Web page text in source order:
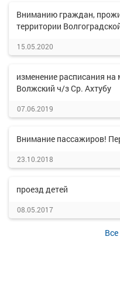
Вниманию граждан,
территории
15.05.2020
изменение расписания
Волжский ч/з Ср. Ахтубу
07.06.2019
Внимание пассажиров!
23.10.2018
проезд детей
08.05.2017